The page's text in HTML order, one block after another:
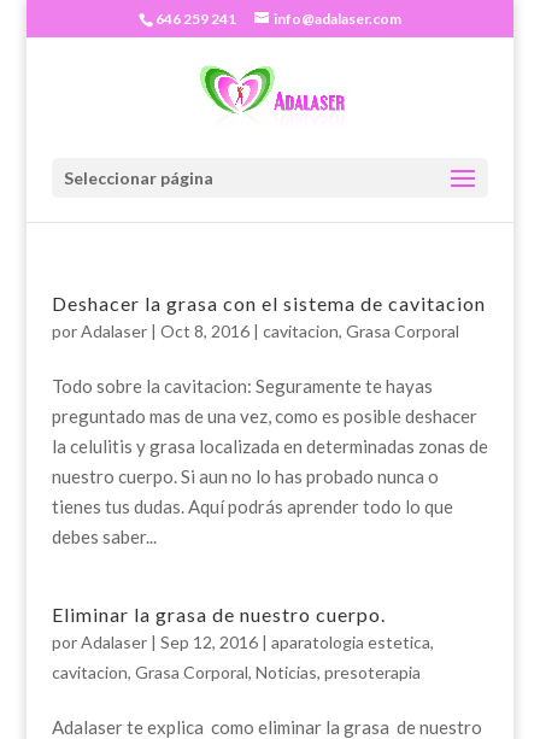
646 259 241 info@adalaser.com
Seleccionar página
Deshacer la grasa con el sistema de cavitacion
porAdalaser| Oct 8, 2016| cavitacion, Grasa Corporal
Todo sobre la cavitacion: Seguramente te hayas
preguntado mas de una vez, como es posible deshacer
la celulitis y grasa localizada en determinadas zonas de
nuestro cuerpo. Si aun no lo has probado nunca o
tienes tus dudas. Aquí podrás aprender todo lo que
debes saber...
Eliminar la grasa de nuestro cuerpo.
porAdalaser| Sep 12, 2016| aparatologia estetica,
cavitacion, Grasa Corporal, Noticias, presoterapia
Adalaser te explica como eliminar la grasa de nuestro